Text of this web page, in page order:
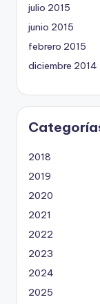
julio 2015
junio 2015
febrero 2015
diciembre 2014
2018
2019
2020
2021
2022
2023
2024
2025